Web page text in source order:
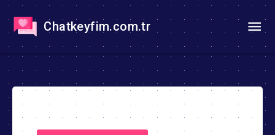
Chatkeyfim.com.tr